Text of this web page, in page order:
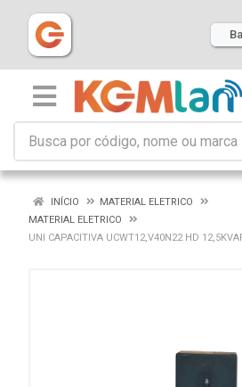
INÍCIO
MATERIAL ELETRICO
MATERIAL ELETRICO
UNI CAPACITIVA UCWT12,V40N22 HD